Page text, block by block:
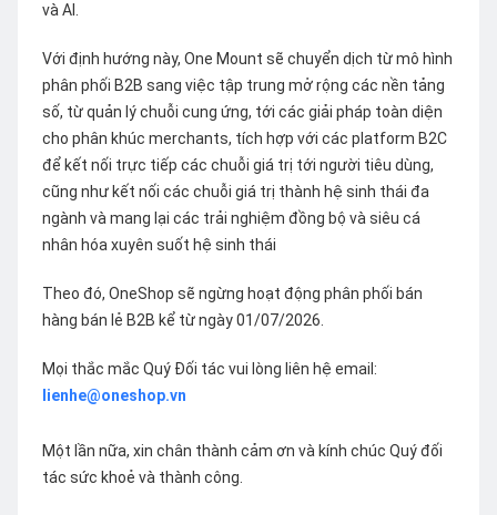
và AI.
Với định hướng này, One Mount sẽ chuyển dịch từ mô hình
phân phối B2B sang việc tập trung mở rộng các nền tảng
số, từ quản lý chuỗi cung ứng, tới các giải pháp toàn diện
cho phân khúc merchants, tích hợp với các platform B2C
để kết nối trực tiếp các chuỗi giá trị tới người tiêu dùng,
cũng như kết nối các chuỗi giá trị thành hệ sinh thái đa
ngành và mang lại các trải nghiệm đồng bộ và siêu cá
nhân hóa xuyên suốt hệ sinh thái
Theo đó, OneShop sẽ ngừng hoạt động phân phối bán
hàng bán lẻ B2B kể từ ngày 01/07/2026.
Mọi thắc mắc Quý Đối tác vui lòng liên hệ email:
lienhe@oneshop.vn
Một lần nữa, xin chân thành cảm ơn và kính chúc Quý đối
tác sức khoẻ và thành công.